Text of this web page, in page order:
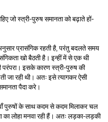
जो स्त्री-पुरुष समानता को बढ़ाते हों-
प्रासंगिक रहती है, परंतु बदलते समय
खो बैठती है। इन्हीं में से एक थी
परंपरा। इसके कारण स्त्री-पुरुष की
जा रही थी। अतः इसे त्यागकर ऐसी
पैदा करे।
पुरुषों के साथ कदम से कदम मिलाकर चल
का लोहा मनवा रही हैं। अतः लड़का-लड़की